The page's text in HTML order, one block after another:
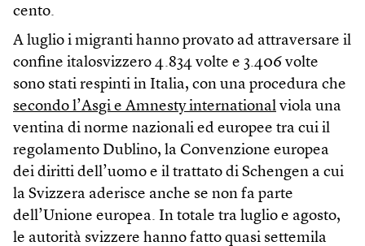
cento.
A luglio i migranti hanno provato ad attraversare il
confine italosvizzero 4.834 volte e 3.406 volte
sono stati respinti in Italia, con una procedura che
secondo l’Asgi e Amnesty international viola una
ventina di norme nazionali ed europee tra cui il
regolamento Dublino, la Convenzione europea
dei diritti dell’uomo e il trattato di Schengen a cui
la Svizzera aderisce anche se non fa parte
dell’Unione europea. In totale tra luglio e agosto,
le autorità svizzere hanno fatto quasi settemila